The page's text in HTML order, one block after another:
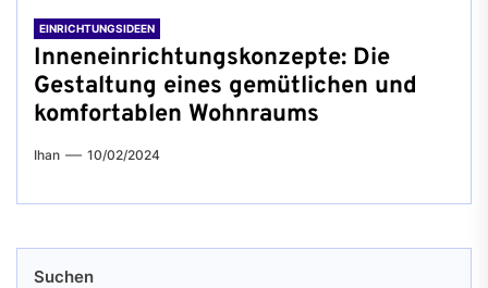
EINRICHTUNGSIDEEN
Inneneinrichtungskonzepte: Die
Gestaltung eines gemütlichen und
komfortablen Wohnraums
Ihan 10/02/2024
Suchen